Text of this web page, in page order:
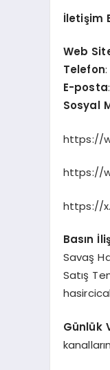
İletişim
Web
Telefon
E-posta:
Sosyal
https://
https://
https://
Basın
Savaş
Satış
Günlük